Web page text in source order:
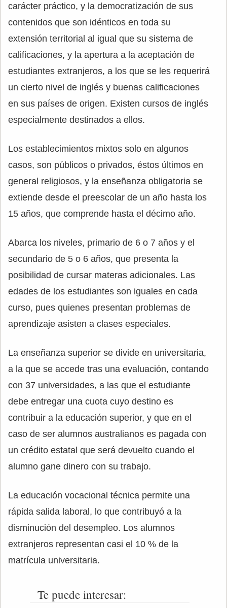
carácter práctico, y la democratización de sus
contenidos que son idénticos en toda su
extensión territorial al igual que su sistema de
calificaciones, y la apertura a la aceptación de
estudiantes extranjeros, a los que se les requerirá
un cierto nivel de inglés y buenas calificaciones
en sus países de origen. Existen cursos de inglés
especialmente destinados a ellos.
Los establecimientos mixtos solo en algunos
casos, son públicos o privados, éstos últimos en
general religiosos, y la enseñanza obligatoria se
extiende desde el preescolar de un año hasta los
15 años, que comprende hasta el décimo año.
Abarca los niveles, primario de 6 o 7 años y el
secundario de 5 o 6 años, que presenta la
posibilidad de cursar materas adicionales. Las
edades de los estudiantes son iguales en cada
curso, pues quienes presentan problemas de
aprendizaje asisten a clases especiales.
La enseñanza superior se divide en universitaria,
a la que se accede tras una evaluación, contando
con 37 universidades, a las que el estudiante
debe entregar una cuota cuyo destino es
contribuir a la educación superior, y que en el
caso de ser alumnos australianos es pagada con
un crédito estatal que será devuelto cuando el
alumno gane dinero con su trabajo.
La educación vocacional técnica permite una
rápida salida laboral, lo que contribuyó a la
disminución del desempleo. Los alumnos
extranjeros representan casi el 10 % de la
matrícula universitaria.
Te puede interesar: